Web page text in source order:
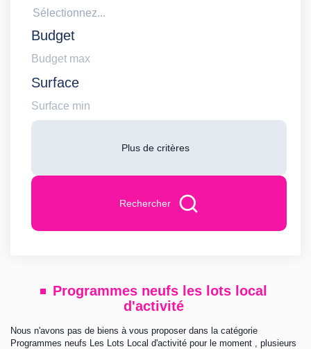
Sélectionnez...
Budget
Surface
Plus de critères
Rechercher
Programmes neufs les lots local
d'activité
Nous n'avons pas de biens à vous proposer dans la catégorie
Programmes neufs Les Lots Local d'activité pour le moment , plusieurs